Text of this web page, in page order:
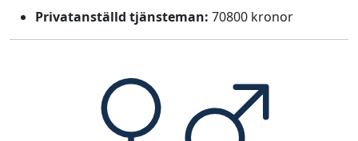
Privatanställd tjänsteman: 70800 kronor